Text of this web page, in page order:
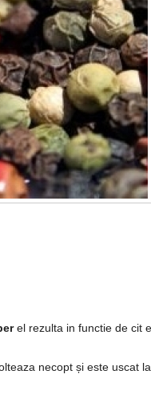
el rezulta in functie de cit
necopt și este uscat